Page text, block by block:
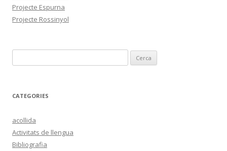
Projecte Espurna
Projecte Rossinyol
e
c
CATEGORIES
acollida
Activitats de llengua
Bibliografia